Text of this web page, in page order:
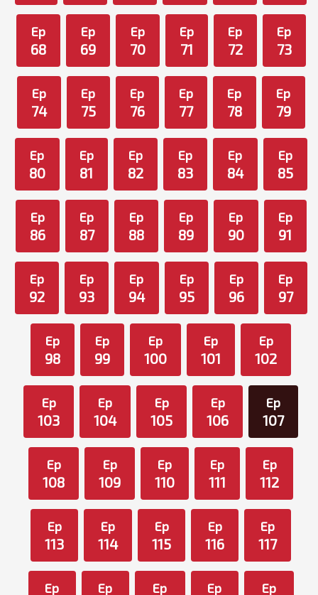
Ep
68
Ep
69
Ep
70
Ep
71
Ep
72
Ep
73
Ep
74
Ep
75
Ep
76
Ep
77
Ep
78
Ep
79
Ep
80
Ep
81
Ep
82
Ep
83
Ep
84
Ep
85
Ep
86
Ep
87
Ep
88
Ep
89
Ep
90
Ep
91
Ep
92
Ep
93
Ep
94
Ep
95
Ep
96
Ep
97
Ep
98
Ep
99
Ep
100
Ep
101
Ep
102
Ep
103
Ep
104
Ep
105
Ep
106
Ep
107
Ep
108
Ep
109
Ep
110
Ep
111
Ep
112
Ep
113
Ep
114
Ep
115
Ep
116
Ep
117
Ep Ep Ep Ep Ep